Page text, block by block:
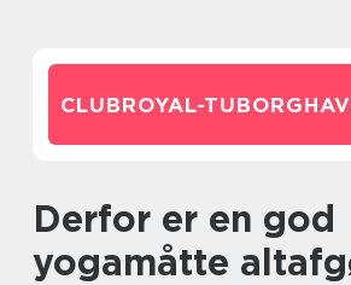
CLUBROYAL-
Derfor er en god
yogamåtte